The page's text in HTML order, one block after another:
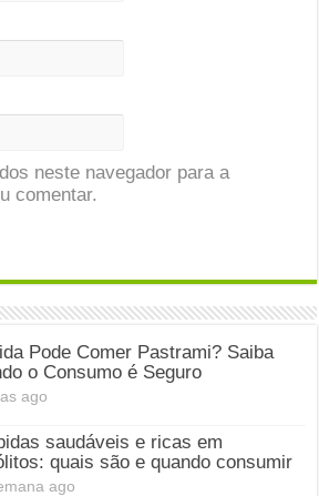
neste navegador para a
comentar.
Pode Comer Pastrami? Saiba
o Consumo é Seguro
ago
saudáveis e ricas em
quais são e quando consumir
ago